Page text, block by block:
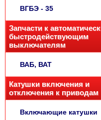
ВГБЭ - 35
Запчасти к
быстродействующим
выключателям
ВАБ, ВАТ
Катушки включения и
отключения к приводам
Включающие катушки